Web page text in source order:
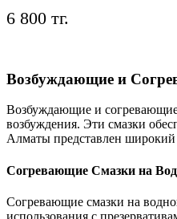
6 800 тг.
Возбуждающие и
Возбуждающие и согревающие
возбуждения. Эти смазки
Алматы представлен
Согревающие Смазки на
Согревающие смазки на
использования с